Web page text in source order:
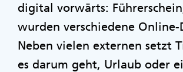
digital vorwärts:
wurden verschiedene
Neben vielen externen setzt
es darum geht, Urlaub oder